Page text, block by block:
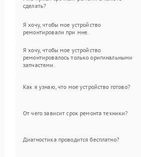
сделать?
Я хочу, чтобы мое устройство
ремонтировали при мне.
Я хочу, чтобы мое устройство
ремонтировалось только оригинальными
запчастями.
Как я узнаю, что мое устройство готово?
От чего зависит срок ремонта техники?
Диагностика проводится бесплатно?